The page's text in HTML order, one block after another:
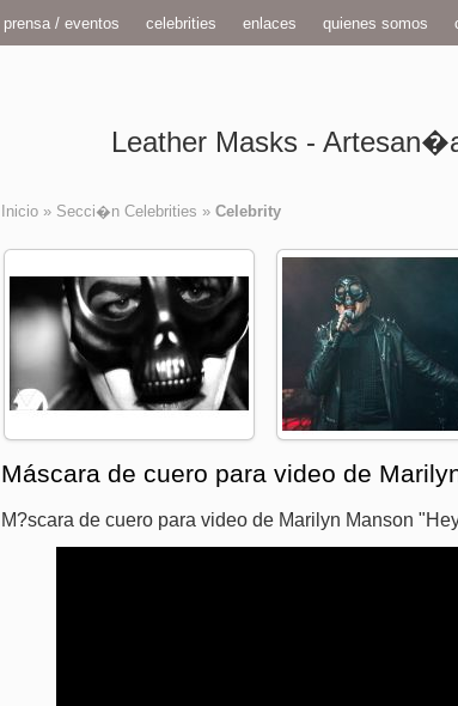
prensa / eventos celebrities enlaces quienes somos
Leather Masks -
Inicio » Secci�n Celebrities » Celebrity
Máscara de cuero para video de
M?scara de cuero para video de Marilyn Manson